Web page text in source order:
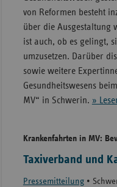
von Reformen besteht
über die Ausgestaltung
ist auch, ob es gelingt,
umzusetzen. Darüber
sowie weitere
Gesundheitswesens
MV“ in Schwerin. »
Krankenfahrten in MV:
Taxiverband und
Pressemitteilung•